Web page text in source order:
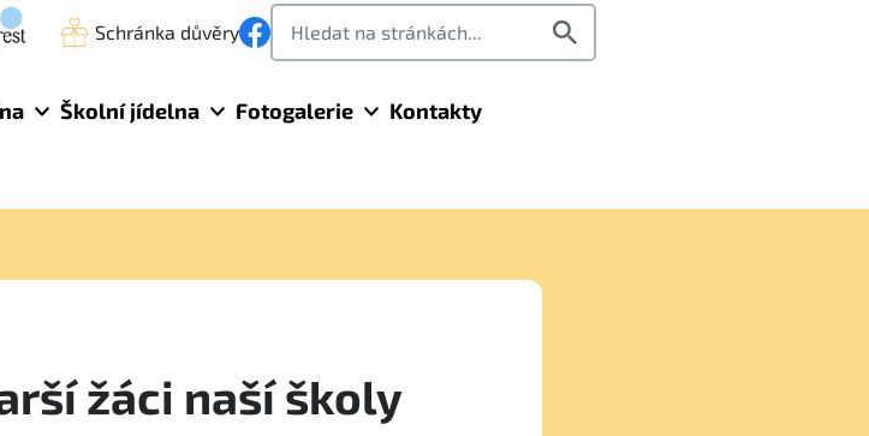
Schránka důvěry
Školní jídelna Fotogalerie Kontakty
žáci naší školy